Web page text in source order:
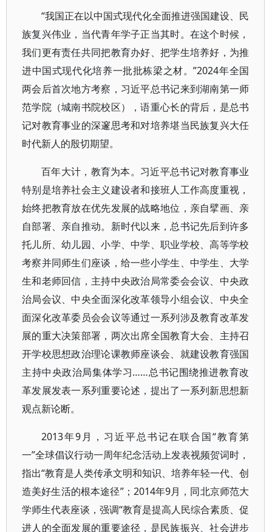
“我国正在以中国式现代化全面推进强国建设、民
族复兴伟业，当代青年学子正当其时。在这个时候，
我们更有责任共同把教育办好、把学生培养好，为推
进中国式现代化培养一批批栋梁之材。”2024年全国
两会后首次地方考察，习近平总书记来到湖南第一师
范学院（城南书院校区），语重心长的背后，是总书
记对教育事业的深邃思考和对培养堪当民族复兴大任
时代新人的殷切期望。
百年大计，教育为本。习近平总书记对教育事业
特别是培养社会主义建设者和接班人工作高度重视，
始终把教育放在优先发展的战略地位，亲自擘画、亲
自部署、亲自推动。新时代以来，总书记先后到许多
托儿所、幼儿园、小学、中学、职业学校、高等学校
考察并同师生们座谈，给一些小学生、中学生、大学
生和老师回信，主持中央政治局常委会会议、中央政
治局会议、中央全面深化改革领导小组会议、中央全
面深化改革委员会会议等通过一系列涉及教育改革发
展的重大决策部署，两次出席全国教育大会、主持召
开学校思想政治理论课教师座谈会、就建设教育强国
主持中央政治局集体学习……总书记围绕推进教育改
革发展发表一系列重要论述，提出了一系列新思想新
观点新论断。
2013年9月，习近平总书记在联合国“教育第
一”全球倡议行动一周年纪念活动上发表视频贺词时，
指出“教育是人类传承文明和知识、培养年轻一代、创
造美好生活的根本途径”；2014年9月，同北京师范大
学师生代表座谈，强调“教育是提高人民综合素质、促
进人的全面发展的重要途径，是民族振兴、社会进步